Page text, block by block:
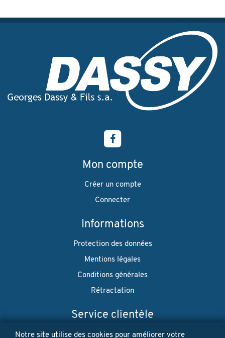
Mon compte
Créer un compte
Connecter
Informations
Protection des données
Mentions légales
Conditions générales
Rétractation
Service clientèle
Envoi
Notre site utilise des cookies pour améliorer votre